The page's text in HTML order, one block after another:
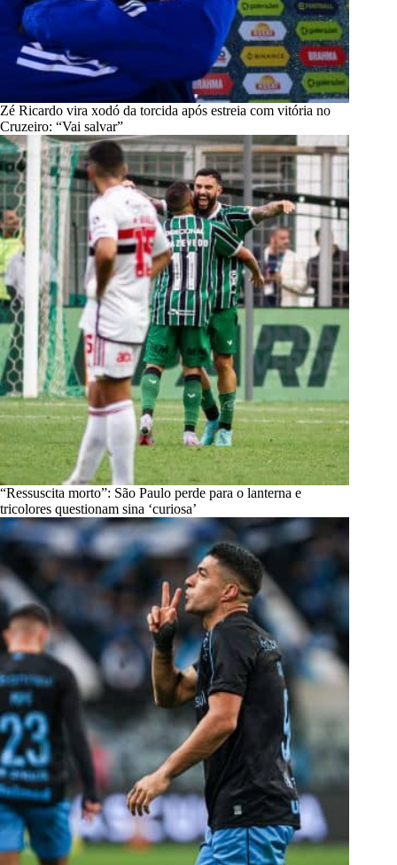
Zé Ricardo vira xodó da torcida após estreia com vitória no
Cruzeiro: “Vai salvar”
“Ressuscita morto”: São Paulo perde para o lanterna e
tricolores questionam sina ‘curiosa’